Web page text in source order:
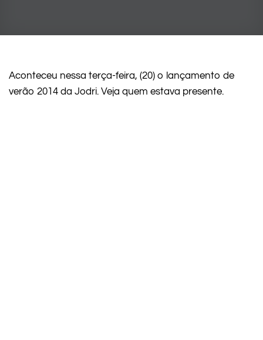
Aconteceu nessa terça-feira, (20) o lançamento de
verão 2014 da Jodri. Veja quem estava presente.